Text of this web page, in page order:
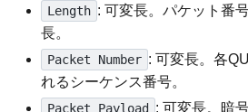
Length : 可変長。パケット番
長。
Packet Number : 可変長。各
れるシーケンス番号。
Packet Payload
: 可変長。暗